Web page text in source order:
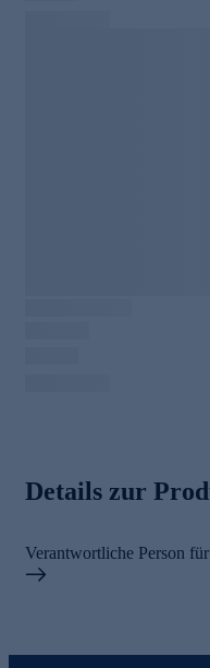
Details zur
Verantwortliche Person